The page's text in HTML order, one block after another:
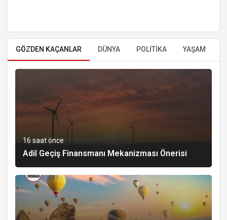
GÖZDEN KAÇANLAR DÜNYA POLİTİKA YAŞAM
16 saat önce
Adil Geçiş Finansmanı Mekanizması Önerisi